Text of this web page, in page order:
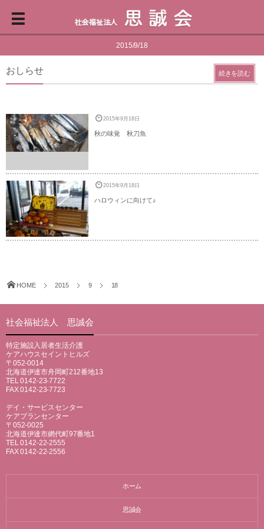
2015/9/18
おしらせ 続きを読む
2015年9月18日
秋の味覚 秋刀魚
2015年9月18日
ハロウィンに向けて♪
HOME 2015 9 18
社会福祉法人 思誠会
特定施設入居者生活介護
ケアハウスセイントヒルズ
〒052-0014
北海道伊達市舟岡町212番地13
TEL 0142-23-7722
FAX 0142-23-7723
デイ・サービスセンター
ケアプランセンター
〒052-0025
北海道伊達市網代町97番地1
TEL 0142-22-2555
FAX 0142-22-2556
ホーム
思誠会